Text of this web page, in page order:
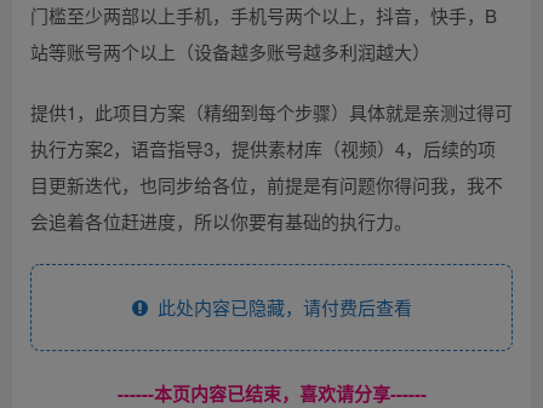
门槛至少两部以上手机，手机号两个以上，抖音，快手，B
站等账号两个以上（设备越多账号越多利润越大）
提供1，此项目方案（精细到每个步骤）具体就是亲测过得可
执行方案2，语音指导3，提供素材库（视频）4，后续的项
目更新迭代，也同步给各位，前提是有问题你得问我，我不
会追着各位赶进度，所以你要有基础的执行力。
此处内容已隐藏，请付费后查看
------本页内容已结束，喜欢请分享------